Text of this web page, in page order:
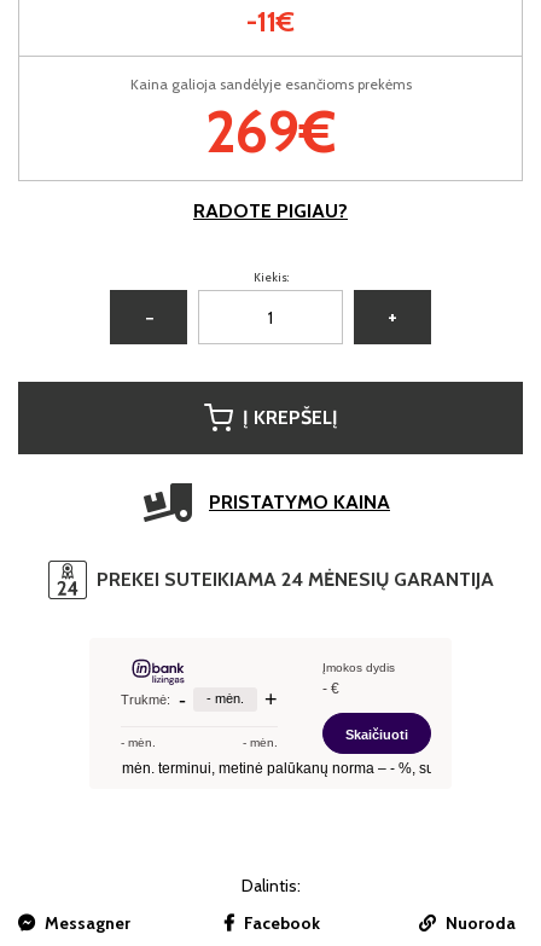
Kaina galioja sandėlyje esančioms prekėms
269€
-11€
RADOTE PIGIAU?
Kiekis:
− +
Į KREPŠELĮ
PRISTATYMO KAINA
PREKEI SUTEIKIAMA 24 MĖNESIŲ GARANTIJA
Dalintis:
Messagner
Facebook Nuoroda